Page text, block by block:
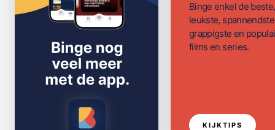
Binge enkel de beste,
leukste,
grappigste en
films en series.
KIJKTIPS